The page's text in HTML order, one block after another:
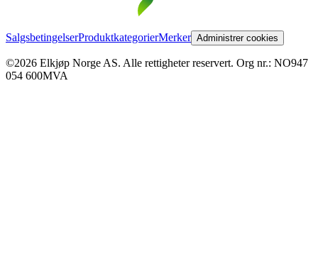
SalgsbetingelserProduktkategorierMerker Administrer cookies
©2026 Elkjøp Norge AS. Alle rettigheter reservert. Org nr.: NO947
054 600MVA